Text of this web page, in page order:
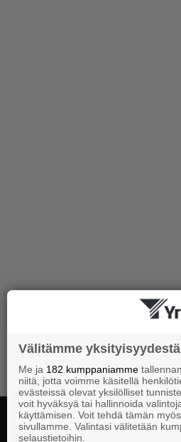
Välitämme
Me ja 182 kumppaniamme
niitä, jotta voimme käsitellä
evästeissä olevat yksilölliset
voit hyväksyä tai hallinnoida
käyttämisen. Voit tehdä tämän
sivullamme. Valintasi välitetään
selaustietoihin.